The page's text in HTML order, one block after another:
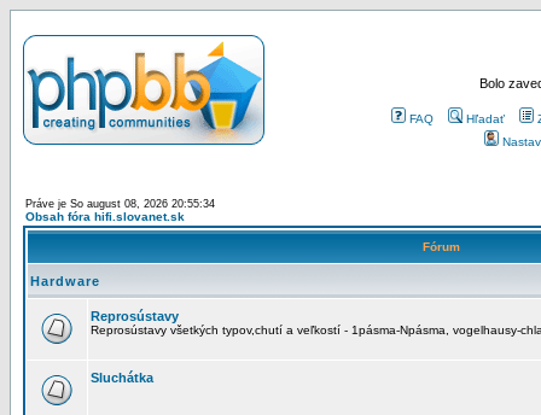
Bolo
FAQ Hľadať
Práve je So august 08, 2026 20:55:34
Obsah fóra hifi.slovanet.sk
Fórum
Hardware
Reprosústavy
Reprosústavy všetkých typov,chutí a veľkostí - 1pásma-Npásma, vogelhausy-
Sluchátka